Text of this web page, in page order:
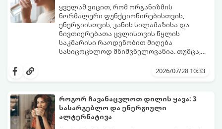
გარეშე გაიაროთ, მნიშვნელოვანია
იცოდეთ, რა სიგნალებს გზავნის ორგანიზმი
და როგორ შეიმსუბუქოთ მდგომარეობა
მეან-გინეკოლოგებისა და
ნუტრიციოლოგების რეკომენდაციებით.
ყველამ ვიცით, რომ ორგანიზმის
ნორმალური ფუნქციონირებისთვის,
ენერგიისთვის, კანის სილამაზისა და
ნივთიერებათა ცვლისთვის წყლის
საკმარისი რაოდენობით მიღება
სასიცოცხლოდ მნიშვნელოვანია. თუმცა,
უბრალოდ ჩვევის არქონის გამო, დღის
გამოწვევად რჩება.
დალევა ან მისი გემო მოსაწყენი
დაგეხმარებათ, წყლის სმა
ყოველდღიურ, სასიამოვნო ჩვევად
აქციოთ.
2026/07/28 10:33
როგორ ჩავანაცვლოთ დილის ყავა: 3
სასარგებლო და ენერგიული
ალტერნატივა